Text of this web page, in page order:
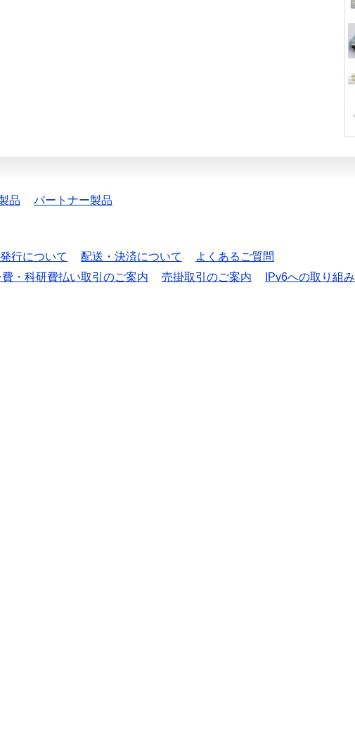
品 パートナー製品
行について 配送・決済について
よくあるご質問
・科研費払い取引のご案内 売掛取引のご案内
IPv6への取り組み